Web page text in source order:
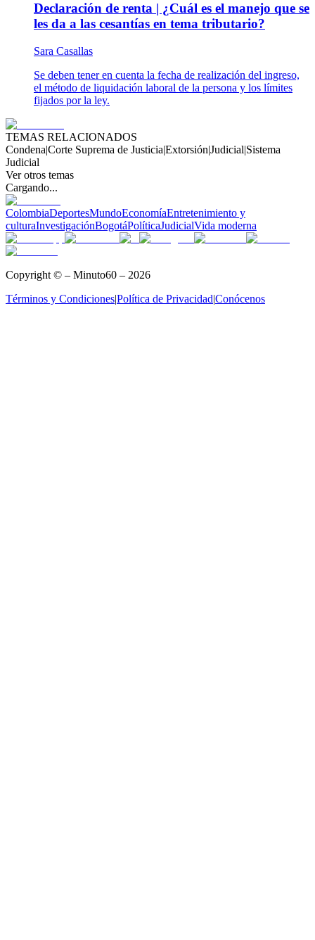
Declaración de renta | ¿Cuál es el manejo que se
les da a las cesantías en tema tributario?
Sara Casallas
Se deben tener en cuenta la fecha de realización del ingreso,
el método de liquidación laboral de la persona y los límites
fijados por la ley.
TEMAS RELACIONADOS
Condena|Corte Suprema de Justicia|Extorsión|Judicial|Sistema
Judicial
Ver otros temas
Cargando...
ColombiaDeportesMundoEconomíaEntretenimiento y
culturaInvestigaciónBogotáPolíticaJudicialVida moderna
Copyright © – Minuto60 – 2026
Términos y Condiciones|Política de Privacidad|Conócenos